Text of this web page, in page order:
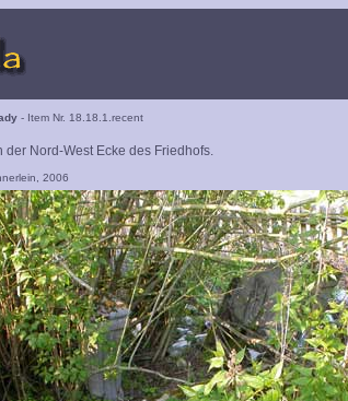
- Item Nr. 18.18.1.recent
der Nord-West Ecke des Friedhofs.
2006